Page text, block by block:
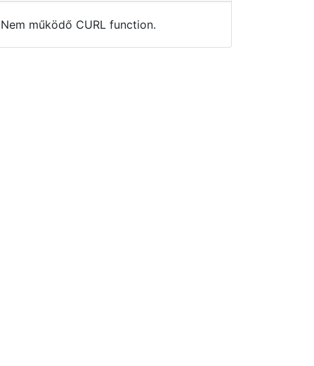
Nem működő CURL function.